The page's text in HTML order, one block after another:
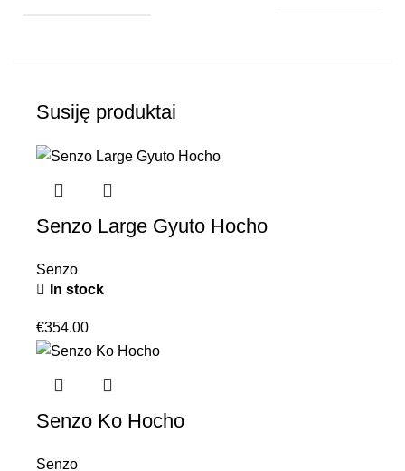
Susiję produktai
Senzo Large Gyuto Hocho
Senzo
In stock
€354.00
Senzo Ko Hocho
Senzo